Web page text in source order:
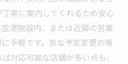
応可能なレンタカーの魅力
動時間を効率化しよう
きるレンタカーの利便性
も強いレンタカー活用術
寧に案内してくれるため安心
港施設内、または近隣の営業
手軽です。急な予定変更の場
対応可能な店舗が多い点も、